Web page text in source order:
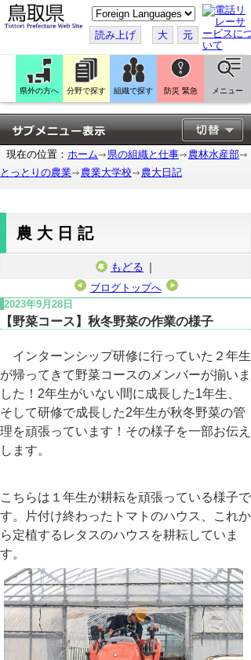
こ
の
ペ
ー
ジ
翻
訳
す
る
読み上げ 大 元
県外の方へ 分野で探す 組織で探す 防災 緊急 メニュー
現在の位置： ホーム 県の組織と仕事
農林水産部
とっとりの農業
農業大学校 農大日記
農大日記
もどる ｜
ブログトップへ
2023年9月28日
【野菜コース】秋冬野菜の作業の様子
インターンシップ研修に行っていた２年生
が帰ってきて野菜コースのメンバーが揃いま
した！ 2年生がいない間に成長した1年生、
そして研修で成長した2年生が秋冬野菜の管
理を頑張っています！その様子を一部お伝え
します。
こちらは１年生が耕耘を頑張っている様子で
す。片付け終わったトマトのハウス、これか
ら定植するレタスのハウスを耕耘していま
す。